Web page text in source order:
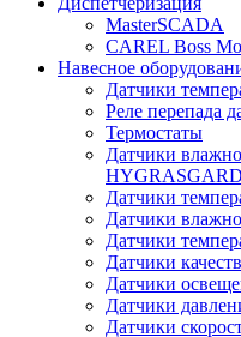
MasterSCADA
CAREL Boss
Навесное
Датчики
Реле перепада
Термостаты
Датчики
Датчики
Датчики
Датчики
Датчики
Датчики
Датчики
Датчики